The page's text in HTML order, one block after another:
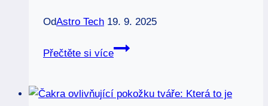
OdAstro Tech 19. 9. 2025
Přečtěte si více
Meditace
k